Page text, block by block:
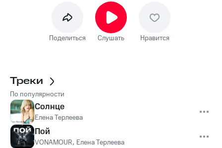
Поделиться Слушать Нравится
Треки
По популярности
Солнце
Елена Терлеева
Пой
VONAMOUR, Елена Терлеева